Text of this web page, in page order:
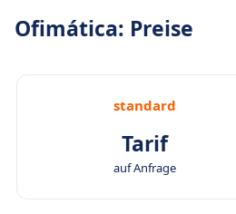
Ofimática: Preise
standard
Tarif
auf Anfrage